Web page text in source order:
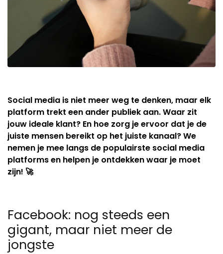
Social media is niet meer weg te denken, maar elk
platform trekt een ander publiek aan. Waar zit
jouw ideale klant? En hoe zorg je ervoor dat je de
juiste mensen bereikt op het juiste kanaal? We
nemen je mee langs de populairste social media
platforms en helpen je ontdekken waar je moet
zijn! 🚀
Facebook: nog steeds een
gigant, maar niet meer de
jongste